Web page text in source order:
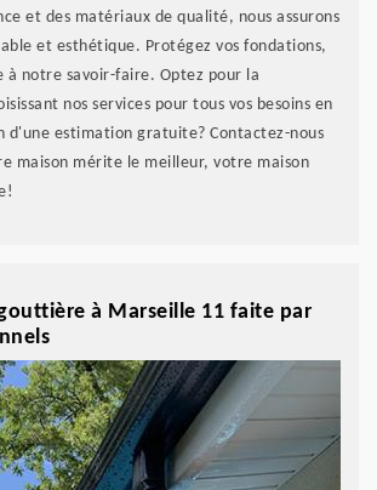
et des matériaux de qualité, nous assurons
et esthétique. Protégez vos fondations,
à notre savoir-faire. Optez pour la
nos services pour tous vos besoins en
d'une estimation gratuite? Contactez-nous
maison mérite le meilleur, votre maison
à Marseille 11 faite par